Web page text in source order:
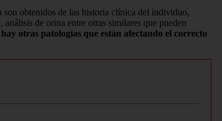
son obtenidos de las historia clínica del individuo,
análisis de orina entre otras similares que pueden
otras patologías que están afectando el correcto